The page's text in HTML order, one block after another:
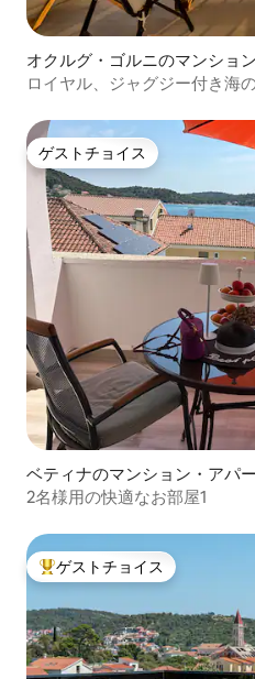
オクルグ・ゴルニのマンショ
ロイヤル、ジャグジー付き海
ゲストチョイス
ゲストチョイス
ベティナのマンション・アパ
2名様用の快適なお部屋1
大好評のゲストチョイスです。
ゲストチョイス